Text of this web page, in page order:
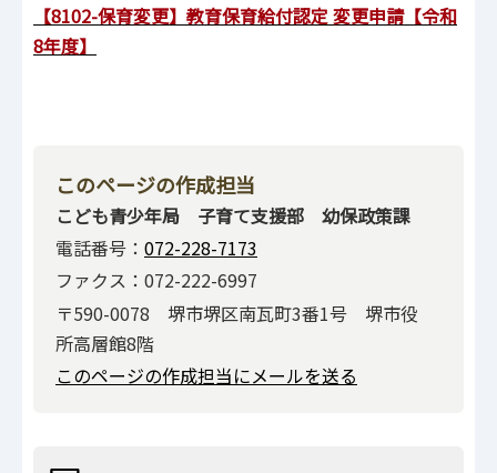
【8102-保育変更】教育保育給付認定 変更申請【令和
8年度】
このページの作成担当
こども青少年局 子育て支援部 幼保政策課
電話番号： 072-228-7173
ファクス：072-222-6997
〒590-0078 堺市堺区南瓦町3番1号 堺市役
所高層館8階
このページの作成担当にメールを送る